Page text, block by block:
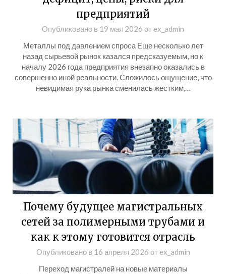
предприятий
Опубликовано в 19 мая 2026 от ex_admin
Металлы под давлением спроса Еще несколько лет
назад сырьевой рынок казался предсказуемым, но к
началу 2026 года предприятия внезапно оказались в
совершенно иной реальности. Сложилось ощущение, что
невидимая рука рынка сменилась жестким,…
Почему будущее магистральных
сетей за полимерными трубами и
как к этому готовится отрасль
Опубликовано в 16 апреля 2026 от ex_admin
Переход магистралей на новые материалы